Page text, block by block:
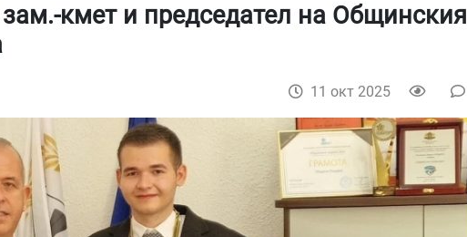
кмет и председател на Общинския
11 окт 2025